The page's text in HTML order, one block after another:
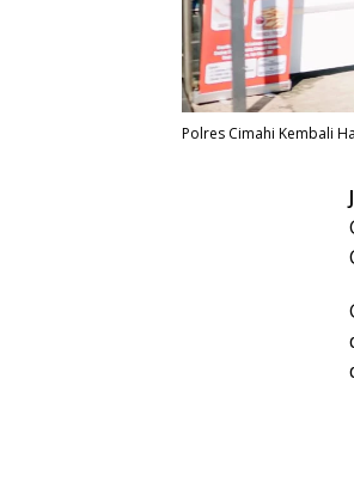
Polres Cimahi Kembali